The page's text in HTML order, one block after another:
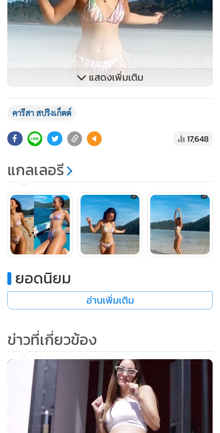
แสดงเพิ่มเติม
คารีสา สปริงเก็ตต์
17,648
แกลเลอรี
ยอดนิยม
อ่านเพิ่มเติม
ข่าวที่เกี่ยวข้อง